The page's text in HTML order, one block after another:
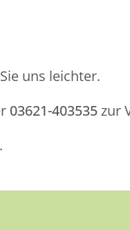
uns leichter.
03621-403535zur
.